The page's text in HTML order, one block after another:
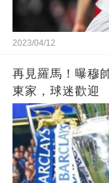
2023/04/12
再見羅馬！曝穆
東家，球迷歡迎